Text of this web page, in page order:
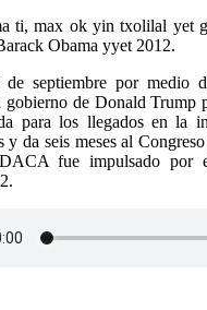
ti, max ok yin txolilal yet
Obama yyet 2012.
de septiembre por medio
gobierno de Donald Trump
para los llegados en la
y da seis meses al
fue impulsado por